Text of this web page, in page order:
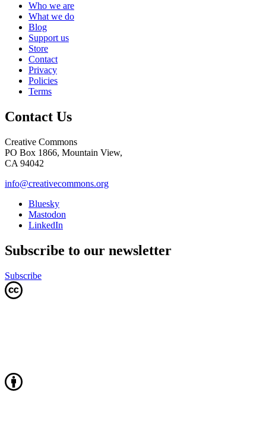
Who we are
What we do
Blog
Support us
Store
Contact
Privacy
Policies
Terms
Contact Us
Creative Commons
PO Box 1866, Mountain View,
CA 94042
info@creativecommons.org
Bluesky
Mastodon
LinkedIn
Subscribe to our newsletter
Subscribe